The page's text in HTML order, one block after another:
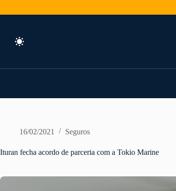
16/02/2021 Seguros
Ituran fecha acordo de parceria com a Tokio Marine